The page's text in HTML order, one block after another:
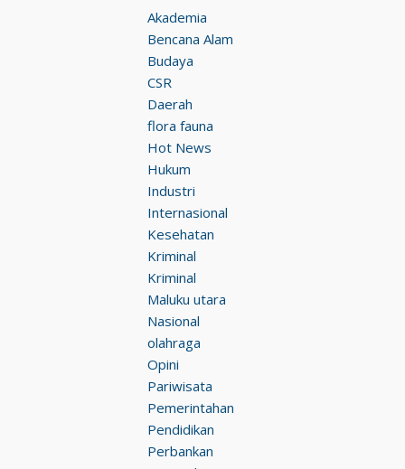
Akademia
Bencana Alam
Budaya
CSR
Daerah
flora fauna
Hot News
Hukum
Industri
Internasional
Kesehatan
Kriminal
Kriminal
Maluku utara
Nasional
olahraga
Opini
Pariwisata
Pemerintahan
Pendidikan
Perbankan